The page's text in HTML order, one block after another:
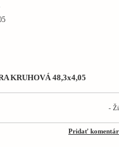
KRUHOVÁ 48,3x4,05
-
Pridať komentár